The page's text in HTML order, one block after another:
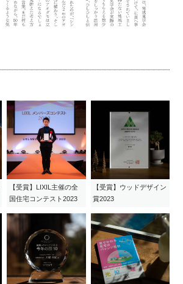
【受賞】LIXIL主催の全
国住宅コンテスト2023
【受賞】ウッドデザイン
賞2023